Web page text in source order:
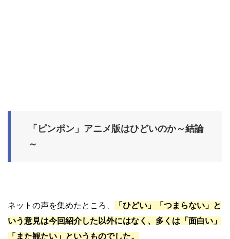
「ピンポン」アニメ版はひどいのか～結論
～
ネットの声を集めたところ、 「ひどい」「つまらない」 と
いう意見は今回紹介した以外にはなく、多くは「面白い」
「また観たい」というものでした。